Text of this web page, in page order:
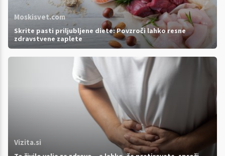
Moskisvet.com
Skrite pasti priljubljene diete: Povzroči lahko resne
zdravstvene zaplete
Vizita.si